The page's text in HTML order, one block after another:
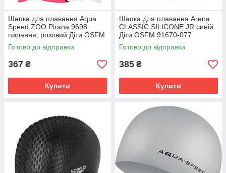
Шапка для плавання Aqua
Speed ZOO Pirana 9698
пирання, розовий Діти OSFM
246-03
Готово до відправки
367 ₴
Купити
Шапка для плавання Arena
CLASSIC SILICONE JR синій
Діти OSFM 91670-077
Готово до відправки
385 ₴
Купити